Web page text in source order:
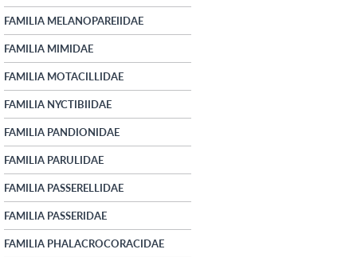
FAMILIA MELANOPAREIIDAE
FAMILIA MIMIDAE
FAMILIA MOTACILLIDAE
FAMILIA NYCTIBIIDAE
FAMILIA PANDIONIDAE
FAMILIA PARULIDAE
FAMILIA PASSERELLIDAE
FAMILIA PASSERIDAE
FAMILIA PHALACROCORACIDAE